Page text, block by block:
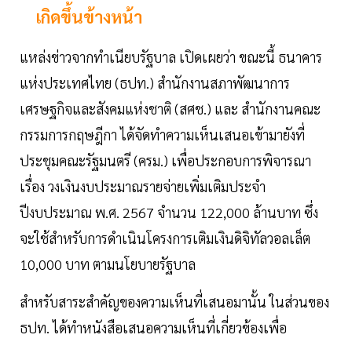
เกิดขึ้นข้างหน้า
แหล่งข่าวจากทำเนียบรัฐบาล เปิดเผยว่า ขณะนี้ ธนาคาร
แห่งประเทศไทย (ธปท.) สำนักงานสภาพัฒนาการ
เศรษฐกิจและสังคมแห่งชาติ (สศช.) และ สำนักงานคณะ
กรรมการกฤษฎีกา ได้จัดทำความเห็นเสนอเข้ามายังที่
ประชุมคณะรัฐมนตรี (ครม.) เพื่อประกอบการพิจารณา
เรื่อง วงเงินงบประมาณรายจ่ายเพิ่มเติมประจำ
ปีงบประมาณ พ.ศ. 2567 จำนวน 122,000 ล้านบาท ซึ่ง
จะใช้สำหรับการดำเนินโครงการเติมเงินดิจิทัลวอลเล็ต
10,000 บาท ตามนโยบายรัฐบาล
สำหรับสาระสำคัญของความเห็นที่เสนอมานั้น ในส่วนของ
ธปท. ได้ทำหนังสือเสนอความเห็นที่เกี่ยวข้องเพื่อ